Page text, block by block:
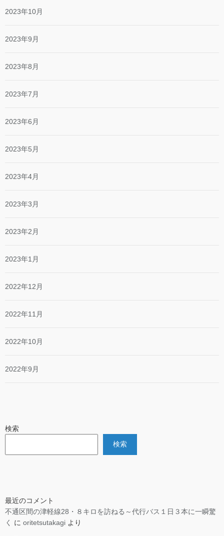
2023年10月
2023年9月
2023年8月
2023年7月
2023年6月
2023年5月
2023年4月
2023年3月
2023年2月
2023年1月
2022年12月
2022年11月
2022年10月
2022年9月
検索
検索
最近のコメント
不通区間の津軽線28・８キロを訪ねる～代行バス１日３本に一瞬驚
く
に oritetsutakagi より